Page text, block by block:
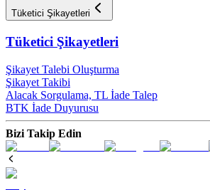
Tüketici Şikayetleri
Tüketici Şikayetleri
Şikayet Talebi Oluşturma
Şikayet Takibi
Alacak Sorgulama, TL İade Talep​
BTK İade Duyurusu
Bizi Takip Edin